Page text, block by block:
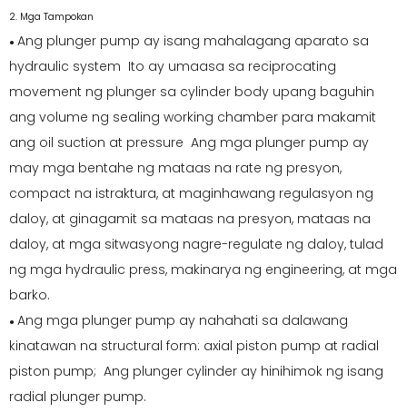
2. Mga Tampokan
● Ang plunger pump ay isang mahalagang aparato sa
hydraulic system Ito ay umaasa sa reciprocating
movement ng plunger sa cylinder body upang baguhin
ang volume ng sealing working chamber para makamit
ang oil suction at pressure Ang mga plunger pump ay
may mga bentahe ng mataas na rate ng presyon,
compact na istraktura, at maginhawang regulasyon ng
daloy, at ginagamit sa mataas na presyon, mataas na
daloy, at mga sitwasyong nagre-regulate ng daloy, tulad
ng mga hydraulic press, makinarya ng engineering, at mga
barko.
● Ang mga plunger pump ay nahahati sa dalawang
kinatawan na structural form: axial piston pump at radial
piston pump; Ang plunger cylinder ay hinihimok ng isang
radial plunger pump.